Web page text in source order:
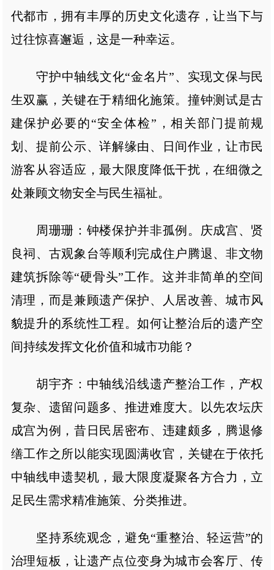
代都市，拥有丰厚的历史文化遗存，让当下与
过往惊喜邂逅，这是一种幸运。
守护中轴线文化“金名片”、实现文保与民
生双赢，关键在于精细化施策。撞钟测试是古
建保护必要的“安全体检”，相关部门提前规
划、提前公示、详解缘由、日间作业，让市民
游客从容适应，最大限度降低干扰，在细微之
处兼顾文物安全与民生福祉。
周珊珊：钟楼保护并非孤例。庆成宫、贤
良祠、古观象台等顺利完成住户腾退、非文物
建筑拆除等“硬骨头”工作。这并非简单的空间
清理，而是兼顾遗产保护、人居改善、城市风
貌提升的系统性工程。如何让整治后的遗产空
间持续发挥文化价值和城市功能？
胡宇齐：中轴线沿线遗产整治工作，产权
复杂、遗留问题多、推进难度大。以先农坛庆
成宫为例，昔日民居密布、违建颇多，腾退修
缮工作之所以能实现圆满收官，关键在于依托
中轴线申遗契机，最大限度凝聚各方合力，立
足民生需求精准施策、分类推进。
坚持系统观念，避免“重整治、轻运营”的
治理短板，让遗产点位变身为城市会客厅、传